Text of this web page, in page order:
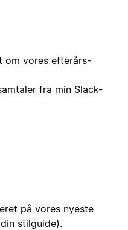
om vores efterårs-
fra min Slack-
på vores nyeste
stilguide).